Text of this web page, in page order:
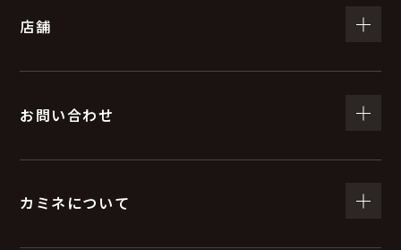
店舗
お問い合わせ
カミネについて